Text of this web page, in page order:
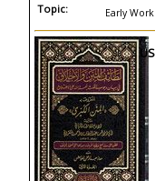
Topic: Early